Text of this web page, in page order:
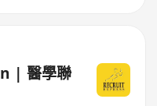
| 醫學聯